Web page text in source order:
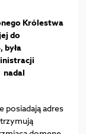
Królestwa
do
była
nadal
posiadają adres